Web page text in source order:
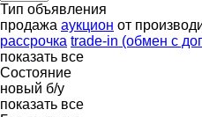
Тип объявления
продажа аукцион от
рассрочка trade-in (обмен с
показать все
Состояние
новый б/у
показать все